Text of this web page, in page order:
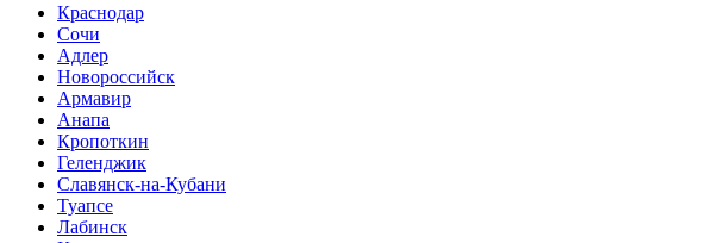
Краснодар
Сочи
Адлер
Новороссийск
Армавир
Анапа
Кропоткин
Геленджик
Славянск-на-Кубани
Туапсе
Лабинск